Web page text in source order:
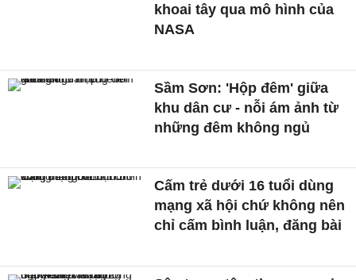
khoai tây qua mô hình của
NASA
Sầm Sơn: 'Hộp đêm' giữa
khu dân cư - nỗi ám ảnh từ
những đêm không ngủ
Cấm trẻ dưới 16 tuổi dùng
mạng xã hội chứ không nên
chỉ cấm bình luận, đăng bài